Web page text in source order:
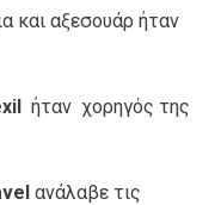
και αξεσουάρ ήταν
ήταν χορηγός της
ανάλαβε τις